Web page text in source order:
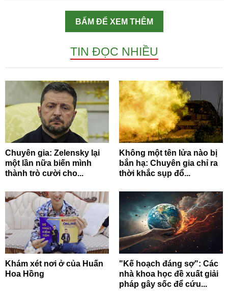
BẤM ĐỂ XEM THÊM
TIN ĐỌC NHIỀU
Chuyên gia: Zelensky lại
một lần nữa biến mình
thành trò cười cho...
Không một tên lửa nào bị
bắn hạ: Chuyên gia chỉ ra
thời khắc sụp đổ...
Khám xét nơi ở của Huấn
Hoa Hồng
"Kế hoạch đáng sợ": Các
nhà khoa học đề xuất giải
pháp gây sốc để cứu...